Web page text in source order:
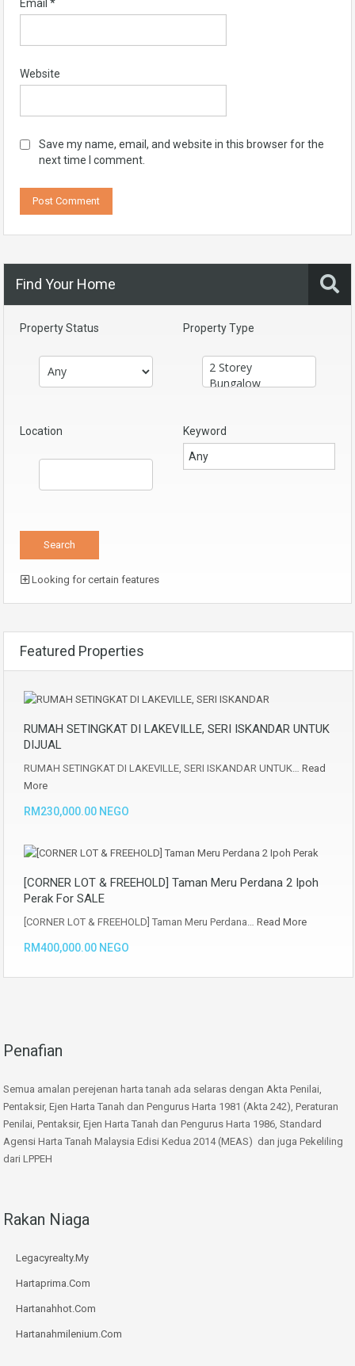
Email *
Website
Save my name, email, and website in this browser for the
next time I comment.
Find Your Home
Property Status Property Type
Location Keyword
Looking for certain features
Featured Properties
RUMAH SETINGKAT DI LAKEVILLE, SERI ISKANDAR UNTUK
DIJUAL
RUMAH SETINGKAT DI LAKEVILLE, SERI ISKANDAR UNTUK… Read
More
RM230,000.00 NEGO
[CORNER LOT & FREEHOLD] Taman Meru Perdana 2 Ipoh
Perak For SALE
[CORNER LOT & FREEHOLD] Taman Meru Perdana… Read More
RM400,000.00 NEGO
Penafian
Semua amalan perejenan harta tanah ada selaras dengan Akta Penilai,
Pentaksir, Ejen Harta Tanah dan Pengurus Harta 1981 (Akta 242), Peraturan
Penilai, Pentaksir, Ejen Harta Tanah dan Pengurus Harta 1986, Standard
Agensi Harta Tanah Malaysia Edisi Kedua 2014 (MEAS) dan juga Pekeliling
dari LPPEH
Rakan Niaga
Legacyrealty.My
Hartaprima.Com
Hartanahhot.Com
Hartanahmilenium.Com